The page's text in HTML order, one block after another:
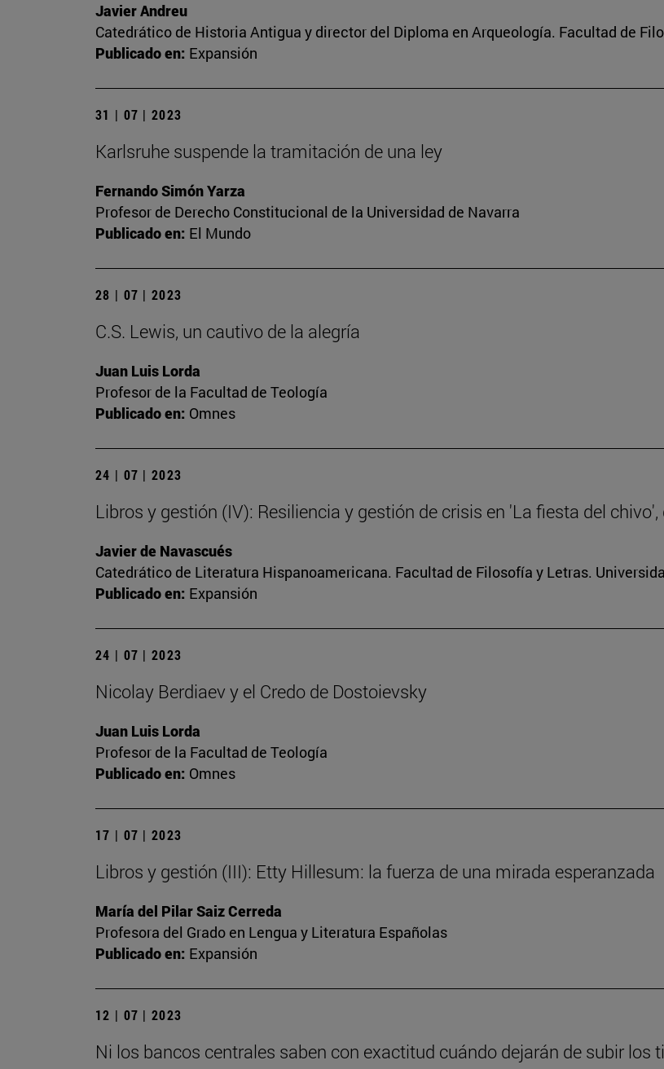
Javier Andreu
Catedrático de Historia Antigua y director del Diploma en Arqueología. Facultad de
Publicado en: Expansión
31 | 07 | 2023
Karlsruhe suspende la tramitación de una ley
Fernando Simón Yarza
Profesor de Derecho Constitucional de la Universidad de Navarra
Publicado en: El Mundo
28 | 07 | 2023
C.S. Lewis, un cautivo de la alegría
Juan Luis Lorda
Profesor de la Facultad de Teología
Publicado en: Omnes
24 | 07 | 2023
Libros y gestión (IV): Resiliencia y gestión de crisis en 'La fiesta del
Javier de Navascués
Catedrático de Literatura Hispanoamericana. Facultad de Filosofía y Letras.
Publicado en: Expansión
24 | 07 | 2023
Nicolay Berdiaev y el Credo de Dostoievsky
Juan Luis Lorda
Profesor de la Facultad de Teología
Publicado en: Omnes
17 | 07 | 2023
Libros y gestión (III): Etty Hillesum: la fuerza de una mirada esperanzada
María del Pilar Saiz Cerreda
Profesora del Grado en Lengua y Literatura Españolas
Publicado en: Expansión
12 | 07 | 2023
Ni los bancos centrales saben con exactitud cuándo dejarán de subir los